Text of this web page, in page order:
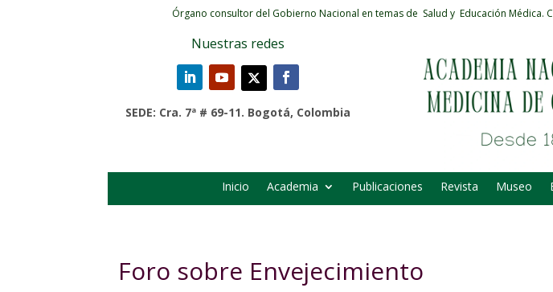
Órgano consultor del Gobierno Nacional en temas de Salud y Educación Médica.
Nuestras redes
SEDE: Cra. 7ª # 69-11. Bogotá, Colombia
Inicio Academia Publicaciones Revista Museo
Foro sobre Envejecimiento